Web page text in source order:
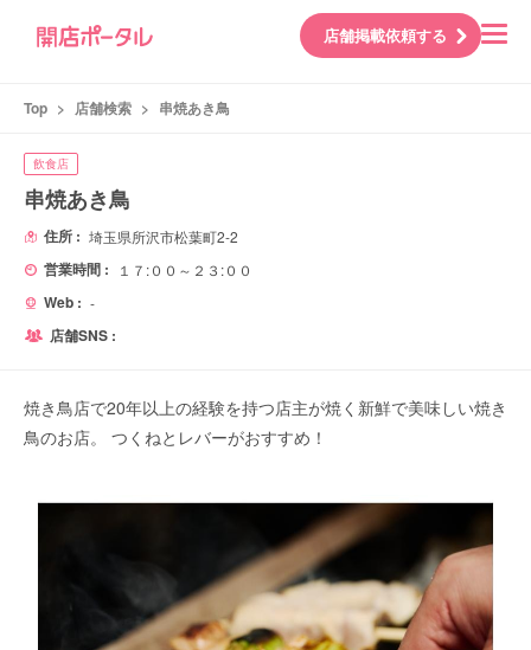
店舗掲載依頼する
Top > 店舗検索 > 串焼あき鳥
飲食店
串焼あき鳥
住所 : 埼玉県所沢市松葉町2-2
営業時間 : １７:００～２３:００
Web : -
店舗SNS :
焼き鳥店で20年以上の経験を持つ店主が焼く新鮮で美味しい焼き
鳥のお店。 つくねとレバーがおすすめ！